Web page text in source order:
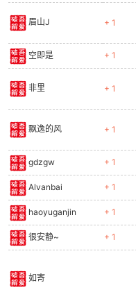
眉山J + 1
空即是 + 1
非里 + 1
飘逸的风 + 1
gdzgw + 1
Alvanbai + 1
haoyuganjin + 1
很安静~ + 1
如寄